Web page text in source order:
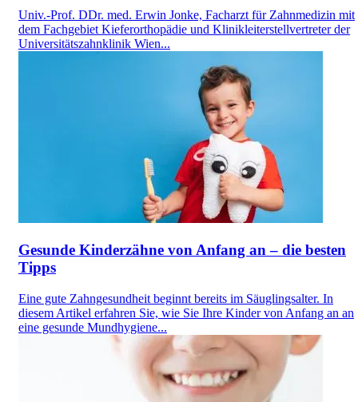
Univ.-Prof. DDr. med. Erwin Jonke, Facharzt für Zahnmedizin mit
dem Fachgebiet Kieferorthopädie und Klinikleiterstellvertreter der
Universitätszahnklinik Wien...
Gesunde Kinderzähne von Anfang an – die besten
Tipps
Eine gute Zahngesundheit beginnt bereits im Säuglingsalter. In
diesem Artikel erfahren Sie, wie Sie Ihre Kinder von Anfang an an
eine gesunde Mundhygiene...